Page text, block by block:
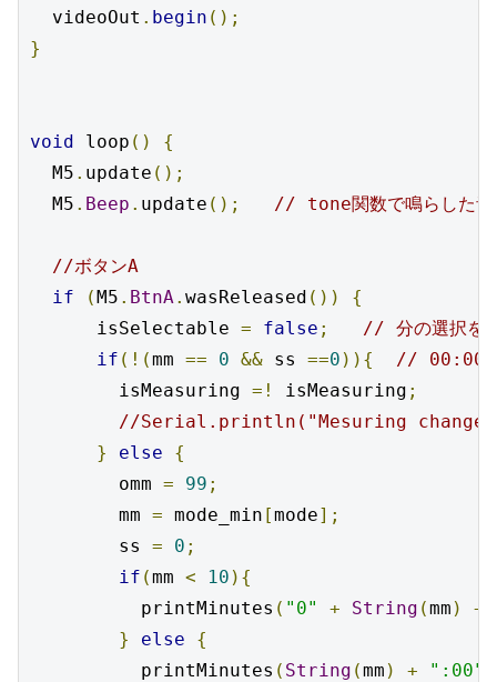
  videoOut
. begin ();
}
void loop ()
{
  M5
. update ();
  M5
. Beep . update (); // tone関数で鳴らした音
//ボタンA
if
(M5 . BtnA. wasReleased ())
{
      isSelectable
= false ;
// 分の選択を
if (!(mm == 0 && ss ==0 )){
// 00:00
        isMeasuring
=! isMeasuring ;
//Serial.println("Mesuring
}
else
{
        omm
= 99 ;
        mm
= mode_min [mode];
        ss
= 0 ;
if (mm < 10 ){
          printMinutes
( "0" + String (mm ) +
}
else
{
          printMinutes
( String (mm ) + ":00"